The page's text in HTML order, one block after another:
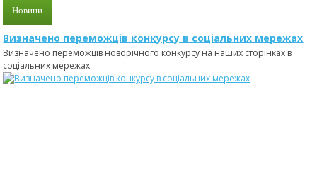
Новини
Визначено переможців конкурсу в соціальних мережах
Визначено переможців новорічного конкурсу на наших сторінках в
соціальних мережах.